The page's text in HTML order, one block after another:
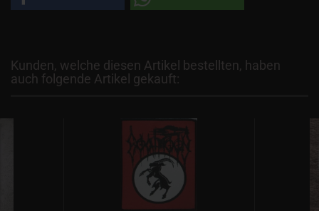
Kunden, welche diesen Artikel bestellten, haben
auch folgende Artikel gekauft: